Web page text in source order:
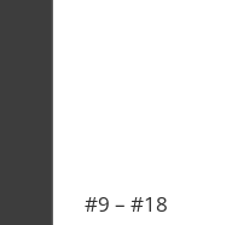
#9 – #18